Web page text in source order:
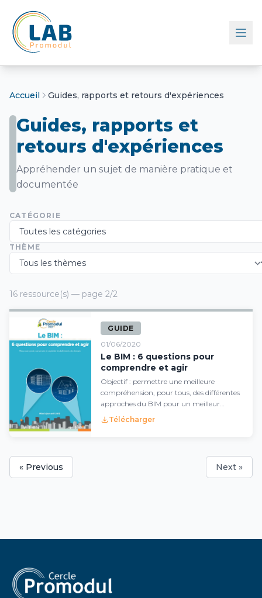
Retour à l'accueil
Accueil Guides, rapports et retours d'expériences
Guides, rapports et
retours d'expériences
Appréhender un sujet de manière pratique et
documentée
CATÉGORIE
THÈME
16 ressource(s) — page 2/2
GUIDE
01/06/2020
Le BIM : 6 questions pour
comprendre et agir
Objectif : permettre une meilleure
compréhension, pour tous, des différentes
approches du BIM pour un meilleur
guidage d...
Télécharger
« Previous Next »